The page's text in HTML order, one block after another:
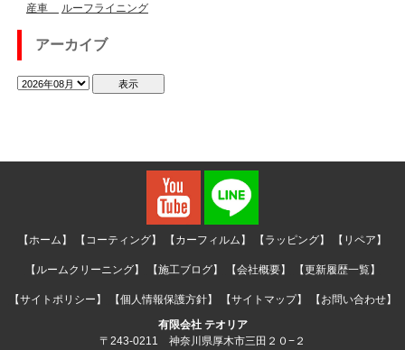
産車
ルーフライニング
アーカイブ
【ホーム】 【コーティング】 【カーフィルム】 【ラッピング】 【リペア】
【ルームクリーニング】 【施工ブログ】 【会社概要】 【更新履歴一覧】
【サイトポリシー】 【個人情報保護方針】 【サイトマップ】
【お問い合わせ】
有限会社 テオリア
〒243-0211 神奈川県厚木市三田２０−２